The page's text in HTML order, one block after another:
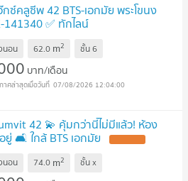
กซ์คลูซีพ 42 BTS-เอกมัย พระโขนง
141340 ✅ ทักไลน์
ทีมงานมืออาชีพ ✅ 🔥🔥🔥
นอน 62.0 m2 ชั้น6
บาท/เดือน
07/08/2026 12:04:00
42 💫 คุ้มกว่านี้ไม่มีแล้ว! ห้อง
🛋️ ใกล้ BTS เอกมัย
นอน 74.0 m2 ชั้นx